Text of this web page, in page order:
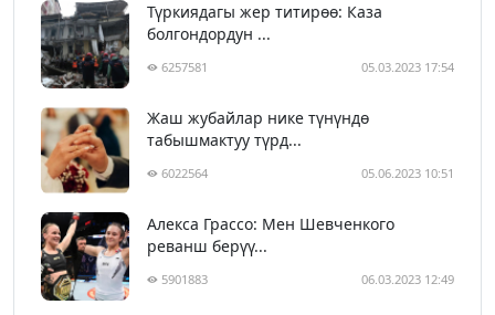
Түркиядагы жер титирөө: Каза
болгондордун ...
6257581 05.03.2023 17:54
Жаш жубайлар нике түнүндө
табышмактуу түрд...
6022564 05.06.2023 10:51
Алекса Грассо: Мен Шевченкого
реванш берүү...
5901883 06.03.2023 12:49